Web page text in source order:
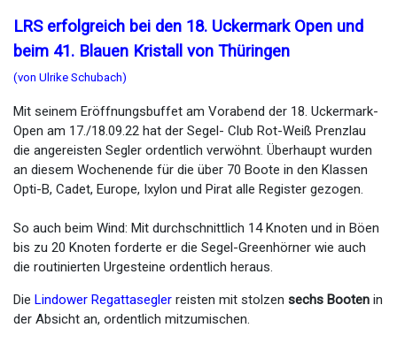
LRS erfolgreich bei den 18. Uckermark Open und
beim 41. Blauen Kristall von Thüringen
(von Ulrike Schubach)
Mit seinem Eröffnungsbuffet am Vorabend der 18. Uckermark-
Open am 17./18.09.22 hat der Segel- Club Rot-Weiß Prenzlau
die angereisten Segler ordentlich verwöhnt. Überhaupt wurden
an diesem Wochenende für die über 70 Boote in den Klassen
Opti-B, Cadet, Europe, Ixylon und Pirat alle Register gezogen.
So auch beim Wind: Mit durchschnittlich 14 Knoten und in Böen
bis zu 20 Knoten forderte er die Segel-Greenhörner wie auch
die routinierten Urgesteine ordentlich heraus.
Die Lindower Regattasegler reisten mit stolzen sechs Booten in
der Absicht an, ordentlich mitzumischen.